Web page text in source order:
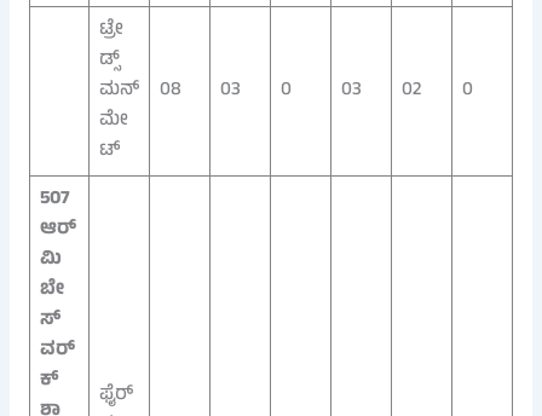
ಟ್ರೇ
ಡ್ಸ್‌
ಮನ್
ಮೇ
ಟ್
08 03 0 03 02 0
507
ಆರ್
ಮಿ
ಬೇ
ಸ್
ವರ್
ಕ್‌
ಫೈರ್‌